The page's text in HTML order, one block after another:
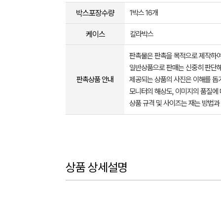
박스포장수량 1박스 16개
케이스 칼라박스
판촉상품 안내
판촉물은 판촉을 목적으로 제작하
일반상품으로 판매는 신중히 판단
제공되는 상품의 사진은 이해를
모니터의 해상도, 이미지의 품질
상품 규격 및 사이즈는 재는 방법
상품 상세설명